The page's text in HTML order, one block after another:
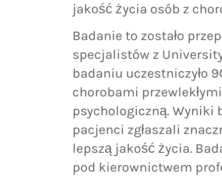
jakość życia osób z
Badanie to zostało
specjalistów z
badaniu uczestniczyło
chorobami
psychologiczną. Wyniki
pacjenci zgłaszali
lepszą jakość życia.
pod kierownictwem